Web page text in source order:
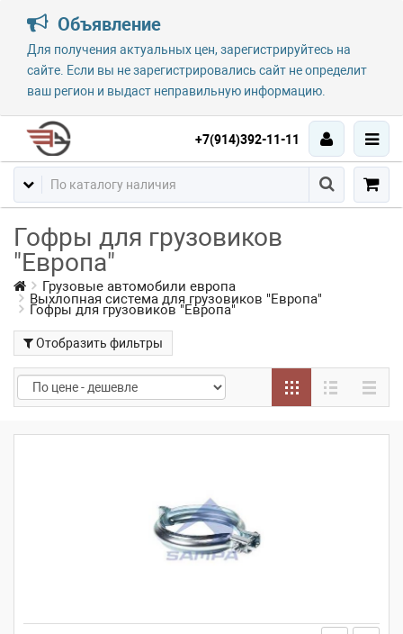
Объявление
Для получения актуальных цен, зарегистрируйтесь на
сайте. Если вы не зарегистрировались сайт не определит
ваш регион и выдаст неправильную информацию.
+7(914)392-11-11
Гофры для грузовиков
"Европа"
Грузовые автомобили европа
Выхлопная система для грузовиков "Европа"
Гофры для грузовиков "Европа"
Отобразить фильтры